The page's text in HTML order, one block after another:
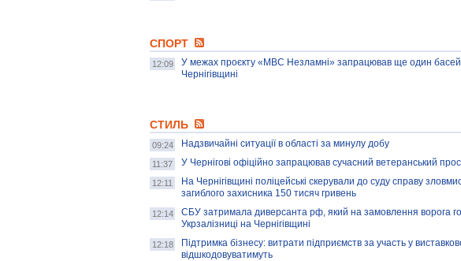
СПОРТ
12:09
У межах проєкту «МВС Незламні» запрацював ще один басейн
Чернігівщині
СТИЛЬ
09:24 Надзвичайні ситуації в області за минулу добу
11:37 У Чернігові офіційно запрацював сучасний ветеранський
12:11
На Чернігівщині поліцейські скерували до суду справу
загиблого захисника 150 тисяч гривень
12:14
СБУ затримала диверсанта рф, який на замовлення ворога
Укрзалізниці на Чернігівщині
12:18
Підтримка бізнесу: витрати підприємств за участь у
відшкодовуватимуть